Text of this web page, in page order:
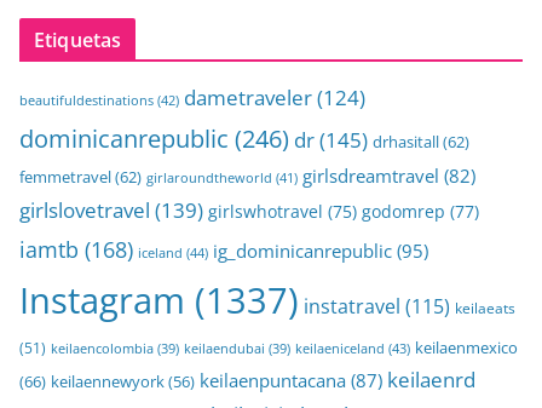
Etiquetas
beautifuldestinations (42) dametraveler(124)
dominicanrepublic (246) dr(145) drhasitall(62)
femmetravel(62) girlaroundtheworld (41) girlsdreamtravel (82)
girlslovetravel (139) girlswhotravel (75) godomrep (77)
iamtb (168) iceland (44) ig_dominicanrepublic (95)
Instagram (1337) instatravel (115) keilaeats
(51) keilaencolombia (39) keilaendubai (39) keilaeniceland (43) keilaenmexico
(66) keilaennewyork(56) keilaenpuntacana (87) keilaenrd